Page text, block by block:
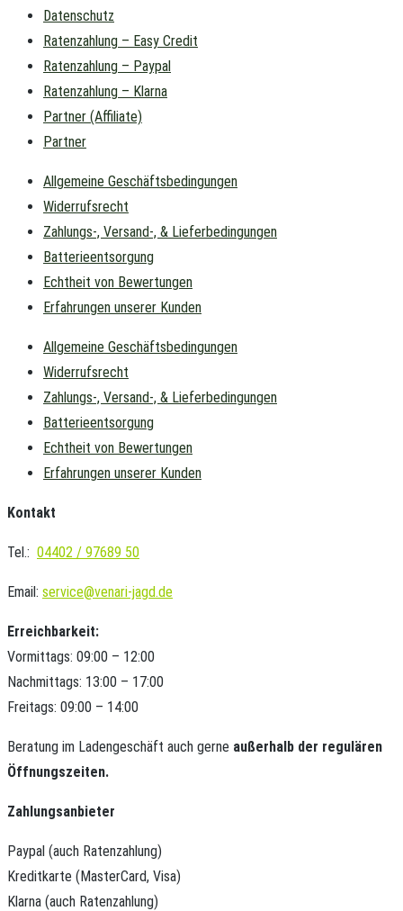
Datenschutz
Ratenzahlung – Easy Credit
Ratenzahlung – Paypal
Ratenzahlung – Klarna
Partner (Affiliate)
Partner
Allgemeine Geschäftsbedingungen
Widerrufsrecht
Zahlungs-, Versand-, & Lieferbedingungen
Batterieentsorgung
Echtheit von Bewertungen
Erfahrungen unserer Kunden
Allgemeine Geschäftsbedingungen
Widerrufsrecht
Zahlungs-, Versand-, & Lieferbedingungen
Batterieentsorgung
Echtheit von Bewertungen
Erfahrungen unserer Kunden
Kontakt
Tel.: 04402 / 97689 50
Email: service@venari-jagd.de
Erreichbarkeit:
Vormittags: 09:00 – 12:00
Nachmittags: 13:00 – 17:00
Freitags: 09:00 – 14:00
Beratung im Ladengeschäft auch gerne außerhalb der regulären
Öffnungszeiten.
Zahlungsanbieter
Paypal (auch Ratenzahlung)
Kreditkarte (MasterCard, Visa)
Klarna (auch Ratenzahlung)